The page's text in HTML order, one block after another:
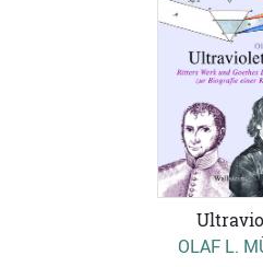
OLAF L.